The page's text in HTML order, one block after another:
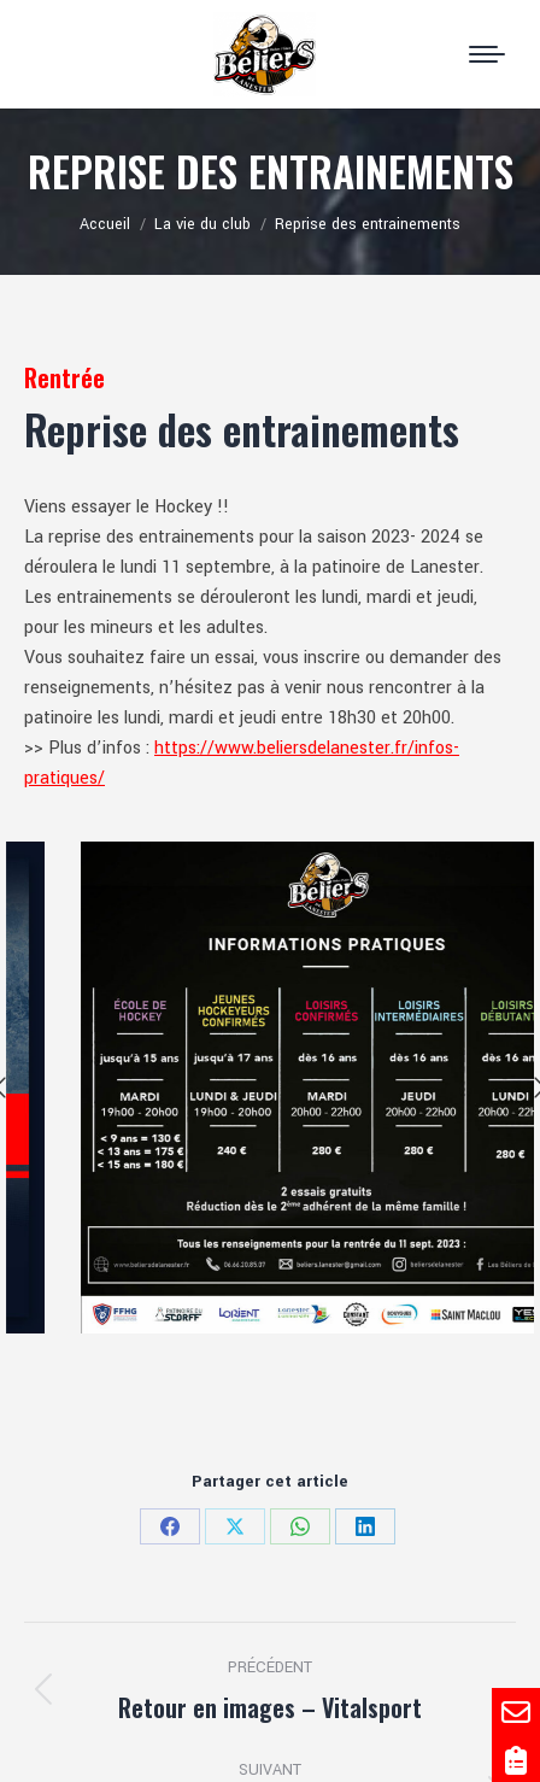
REPRISE DES ENTRAINEMENTS
Vous êtes ici :
Accueil La vie du club Reprise des entrainements
Rentrée
Reprise des entrainements
Viens essayer le Hockey !!
La reprise des entrainements pour la saison 2023- 2024 se
déroulera le lundi 11 septembre, à la patinoire de Lanester.
Les entrainements se dérouleront les lundi, mardi et jeudi,
pour les mineurs et les adultes.
Vous souhaitez faire un essai, vous inscrire ou demander des
renseignements, n’hésitez pas à venir nous rencontrer à la
patinoire les lundi, mardi et jeudi entre 18h30 et 20h00.
>> Plus d’infos : https://www.beliersdelanester.fr/infos-
pratiques/
Partager cet article
PartagerPartagerPartagerPartager
article
PRÉCÉDENT
Article
:
Retour en images – Vitalsport
SUIVANT